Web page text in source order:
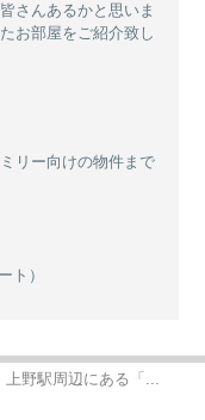
さんあるかと思いま
お部屋をご紹介致し
リー向けの物件まで
ト）
上野駅周辺にある「...